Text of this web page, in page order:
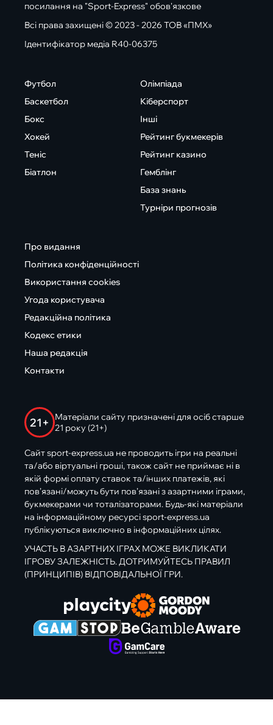
посилання на "Sport-Express" обов'язкове
Всі права захищені © 2023 - 2026 ТОВ «ПМХ»
Ідентифікатор медіа R40-06375
Футбол
Баскетбол
Бокс
Хокей
Теніс
Біатлон
Олімпіада
Кіберспорт
Інші
Рейтинг букмекерів
Рейтинг казино
Гемблінг
База знань
Турніри прогнозів
Про видання
Політика конфіденційності
Використання cookies
Угода користувача
Редакційна політика
Кодекс етики
Наша редакція
Контакти
21+
Матеріали сайту призначені для осіб старше
21 року (21+)
Сайт sport-express.ua не проводить ігри на реальні
та/або віртуальні гроші, також сайт не приймає ні в
якій формі оплату ставок та/інших платежів, які
пов’язані/можуть бути пов’язані з азартними іграми,
букмекерами чи тоталізаторами. Будь-які матеріали
на інформаційному ресурсі sport-express.ua
публікуються виключно в інформаційних цілях.
УЧАСТЬ В АЗАРТНИХ ІГРАХ МОЖЕ ВИКЛИКАТИ
ІГРОВУ ЗАЛЕЖНІСТЬ. ДОТРИМУЙТЕСЬ ПРАВИЛ
(ПРИНЦИПІВ) ВІДПОВІДАЛЬНОЇ ГРИ.